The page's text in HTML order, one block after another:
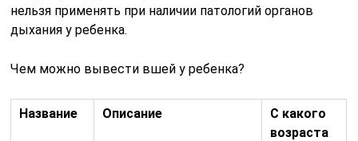
нельзя применять при наличии патологий органов
дыхания у ребенка.
Чем можно вывести вшей у ребенка?
Название Описание
С какого
возраста